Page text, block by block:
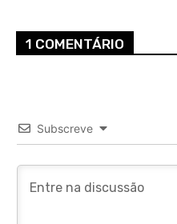
1 COMENTÁRIO
Subscreve